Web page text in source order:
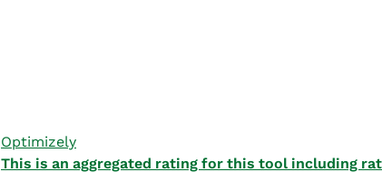
Optimizely
This is an aggregated rating for this tool including